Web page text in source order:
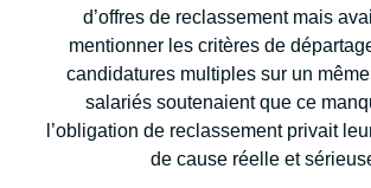
d’offres de reclassement mais
mentionner les critères de
candidatures multiples sur un
salariés soutenaient que ce
l’obligation de reclassement privait
de cause réelle et